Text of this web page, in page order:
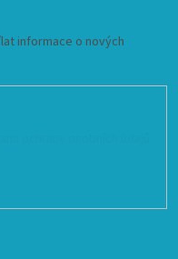
informace o nových